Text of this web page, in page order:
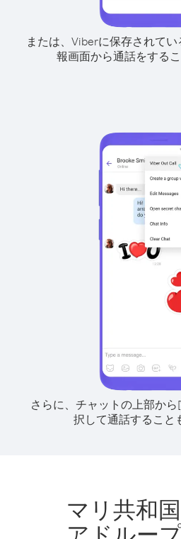
または、Viberに保存されて
報画面から通話をするこ
さらに、チャットの上部か
択して通話すること
マリ共和